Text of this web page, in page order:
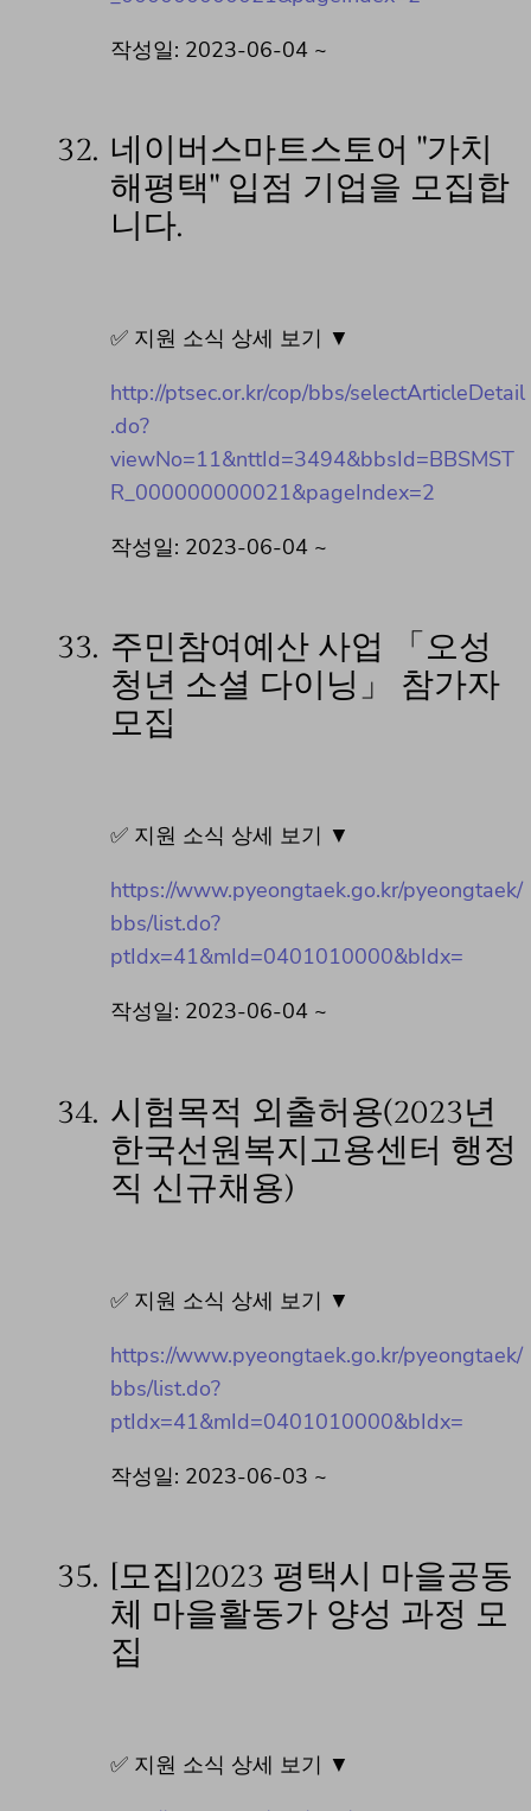
작성일: 2023-06-04 ~
32. 네이버스마트스토어 "가치
해평택" 입점 기업을 모집합
니다.
✅ 지원 소식 상세 보기 ▼
http://ptsec.or.kr/cop/bbs/selectArticleDetail
.do?
viewNo=11&nttId=3494&bbsId=BBSMST
R_000000000021&pageIndex=2
작성일: 2023-06-04 ~
33. 주민참여예산 사업 「오성
청년 소셜 다이닝」 참가자
모집
✅ 지원 소식 상세 보기 ▼
https://www.pyeongtaek.go.kr/pyeongtaek/
bbs/list.do?
ptIdx=41&mId=0401010000&bIdx=
작성일: 2023-06-04 ~
34. 시험목적 외출허용(2023년
한국선원복지고용센터 행정
직 신규채용)
✅ 지원 소식 상세 보기 ▼
https://www.pyeongtaek.go.kr/pyeongtaek/
bbs/list.do?
ptIdx=41&mId=0401010000&bIdx=
작성일: 2023-06-03 ~
35. [모집]2023 평택시 마을공동
체 마을활동가 양성 과정 모
집
✅ 지원 소식 상세 보기 ▼